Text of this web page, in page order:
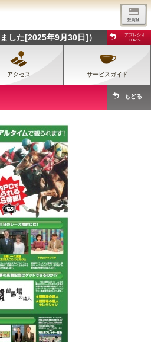
した[2025年9月30日]）
アプレシオ
TOPへ
アクセス サービスガイド
もどる